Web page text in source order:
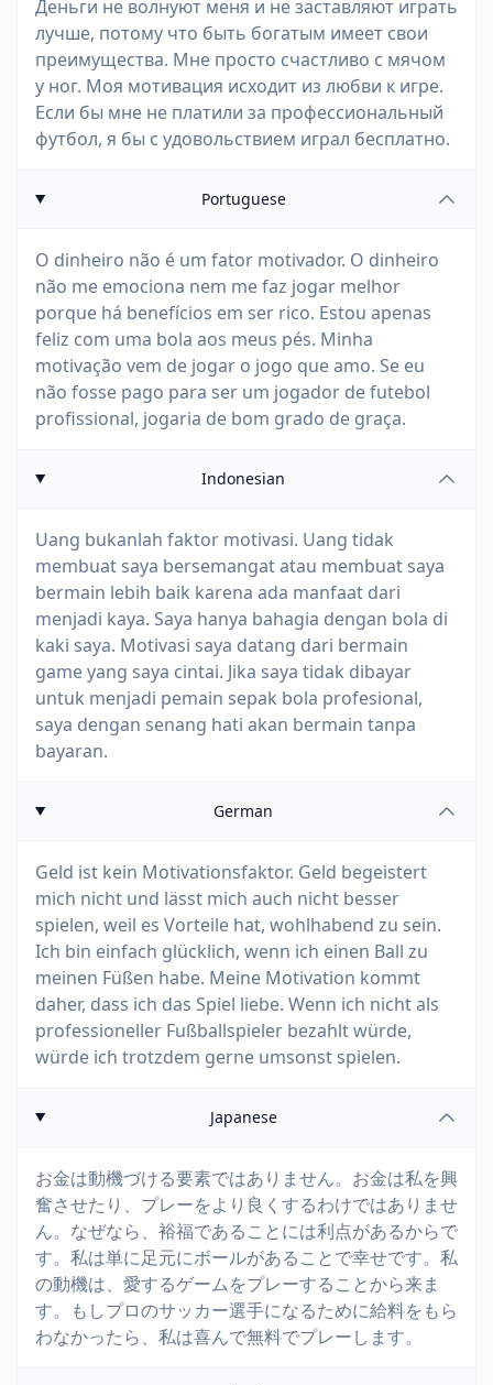
Деньги не волнуют меня и не заставляют играть
лучше, потому что быть богатым имеет свои
преимущества. Мне просто счастливо с мячом
у ног. Моя мотивация исходит из любви к игре.
Если бы мне не платили за профессиональный
футбол, я бы с удовольствием играл бесплатно.
Portuguese
O dinheiro não é um fator motivador. O dinheiro
não me emociona nem me faz jogar melhor
porque há benefícios em ser rico. Estou apenas
feliz com uma bola aos meus pés. Minha
motivação vem de jogar o jogo que amo. Se eu
não fosse pago para ser um jogador de futebol
profissional, jogaria de bom grado de graça.
Indonesian
Uang bukanlah faktor motivasi. Uang tidak
membuat saya bersemangat atau membuat saya
bermain lebih baik karena ada manfaat dari
menjadi kaya. Saya hanya bahagia dengan bola di
kaki saya. Motivasi saya datang dari bermain
game yang saya cintai. Jika saya tidak dibayar
untuk menjadi pemain sepak bola profesional,
saya dengan senang hati akan bermain tanpa
bayaran.
German
Geld ist kein Motivationsfaktor. Geld begeistert
mich nicht und lässt mich auch nicht besser
spielen, weil es Vorteile hat, wohlhabend zu sein.
Ich bin einfach glücklich, wenn ich einen Ball zu
meinen Füßen habe. Meine Motivation kommt
daher, dass ich das Spiel liebe. Wenn ich nicht als
professioneller Fußballspieler bezahlt würde,
würde ich trotzdem gerne umsonst spielen.
Japanese
お金は動機づける要素ではありません。お金は私を興
奮させたり、プレーをより良くするわけではありませ
ん。なぜなら、裕福であることには利点があるからで
す。私は単に足元にボールがあることで幸せです。私
の動機は、愛するゲームをプレーすることから来ま
す。もしプロのサッカー選手になるために給料をもら
わなかったら、私は喜んで無料でプレーします。